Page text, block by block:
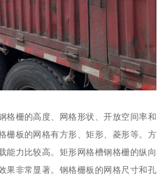
格栅的高度、网格形状、开放空间率和
栅板的网格有方形、矩形、菱形等。方
能力比较高。矩形网格槽钢格栅的纵向
果非常显著。钢格栅板的网格尺寸和孔